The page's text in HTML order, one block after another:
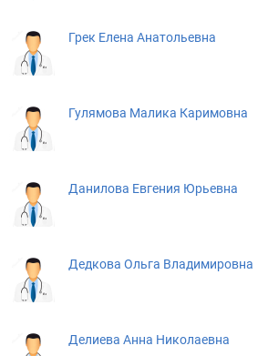
Грек Елена Анатольевна
Гулямова Малика Каримовна
Данилова Евгения Юрьевна
Дедкова Ольга Владимировна
Делиева Анна Николаевна